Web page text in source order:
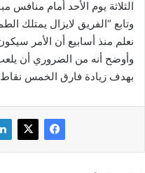
الثلاثة يوم الأحد أمام منافس
وتابع “الفريق لايزال يمتلك
نعلم منذ أسابيع أن الأمر
وأوضح أنه من الضروري أن
بهدف زيادة فارق الخمس نقاط